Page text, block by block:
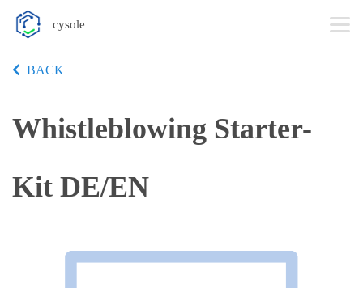
cysole
BACK
Whistleblowing Starter-
Kit DE/EN